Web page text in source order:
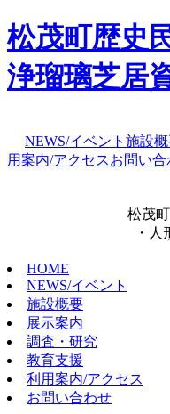
松茂町歴史
浄瑠璃芝居
NEWS/イベント 施設
用案内/アクセスお問い合
松茂
・
HOME
NEWS/イベント
施設概要
展示案内
調査・研究
教育支援
利用案内/アクセス
お問い合わせ